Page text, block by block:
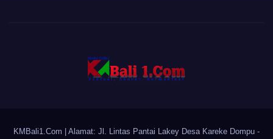
KMBali1.Com | Alamat: Jl. Lintas Pantai Lakey Desa Kareke Dompu -